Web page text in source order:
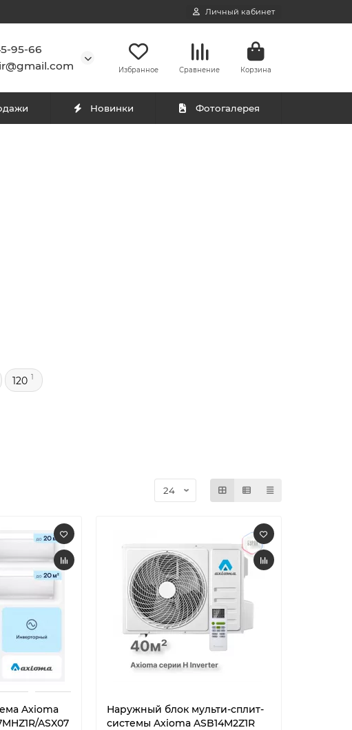
Личный кабинет
95-66
Избранное Сравнение Корзина
Новинки Фотогалерея
120 1
Axioma
ASX07
Наружный блок мульти-сплит-
системы Axioma ASB14M2Z1R